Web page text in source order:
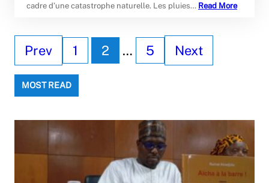
cadre d’une catastrophe naturelle. Les pluies… Read More
Prev 1 2 … 5 Next
MOST READ